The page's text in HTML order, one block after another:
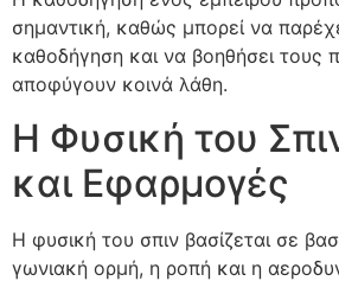
σημαντική, καθώς μπορεί να
καθοδήγηση και να βοηθήσει τους
αποφύγουν κοινά λάθη.
Η Φυσική του
και Εφαρμογές
Η φυσική του σπιν βασίζεται σε
γωνιακή ορμή, η ροπή και η